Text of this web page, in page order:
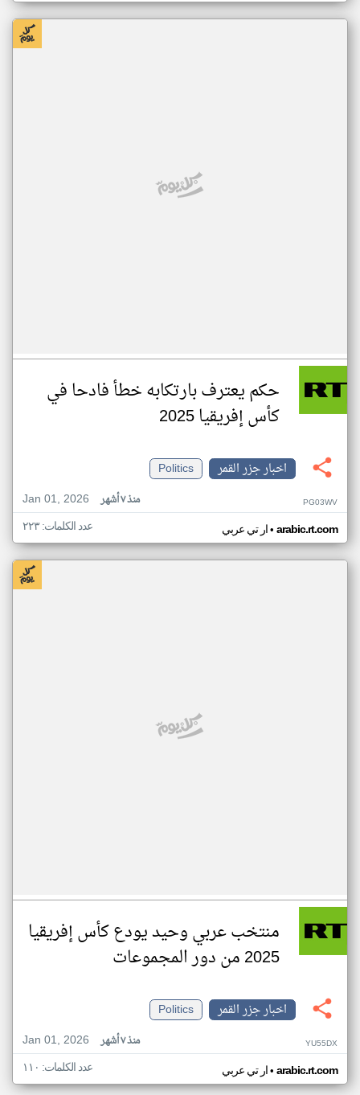
حكم يعترف بارتكابه خطأ فادحا في
كأس إفريقيا 2025
اخبار جزر القمر
Politics
Jan 01, 2026
منذ ٧ أشهر PG03WV
ار تي عربي• arabic.rt.com عدد الكلمات: ٢٢٣
منتخب عربي وحيد يودع كأس إفريقيا
2025 من دور المجموعات
اخبار جزر القمر
Politics
Jan 01, 2026
منذ ٧ أشهر YU55DX
ار تي عربي• arabic.rt.com عدد الكلمات: ١١٠